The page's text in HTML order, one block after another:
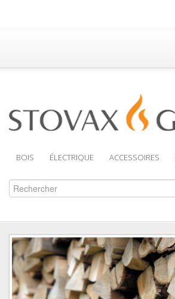
Accueil
Brochures
BOIS ÉLECTRIQUE ACCESSOIRES